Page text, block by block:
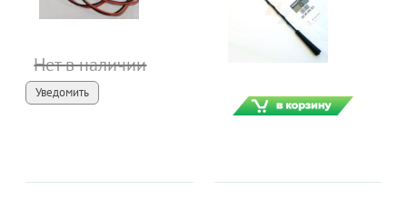
Нет в наличии
Уведомить